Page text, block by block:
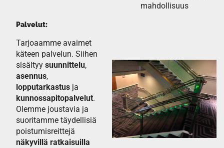
mahdollisuus
Palvelut:
Tarjoaamme avaimet
käteen palvelun. Siihen
sisältyysuunnittelu,
asennus,
lopputarkastusja
kunnossapitopalvelut.
Olemme joustavia ja
suoritamme täydellisiä
poistumisreittejä
näkyvillä ratkaisuilla